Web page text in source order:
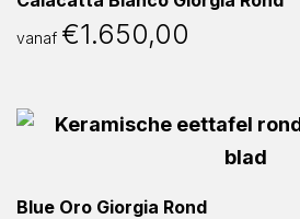
vanaf €1.650,00
Blue Oro Giorgia Rond